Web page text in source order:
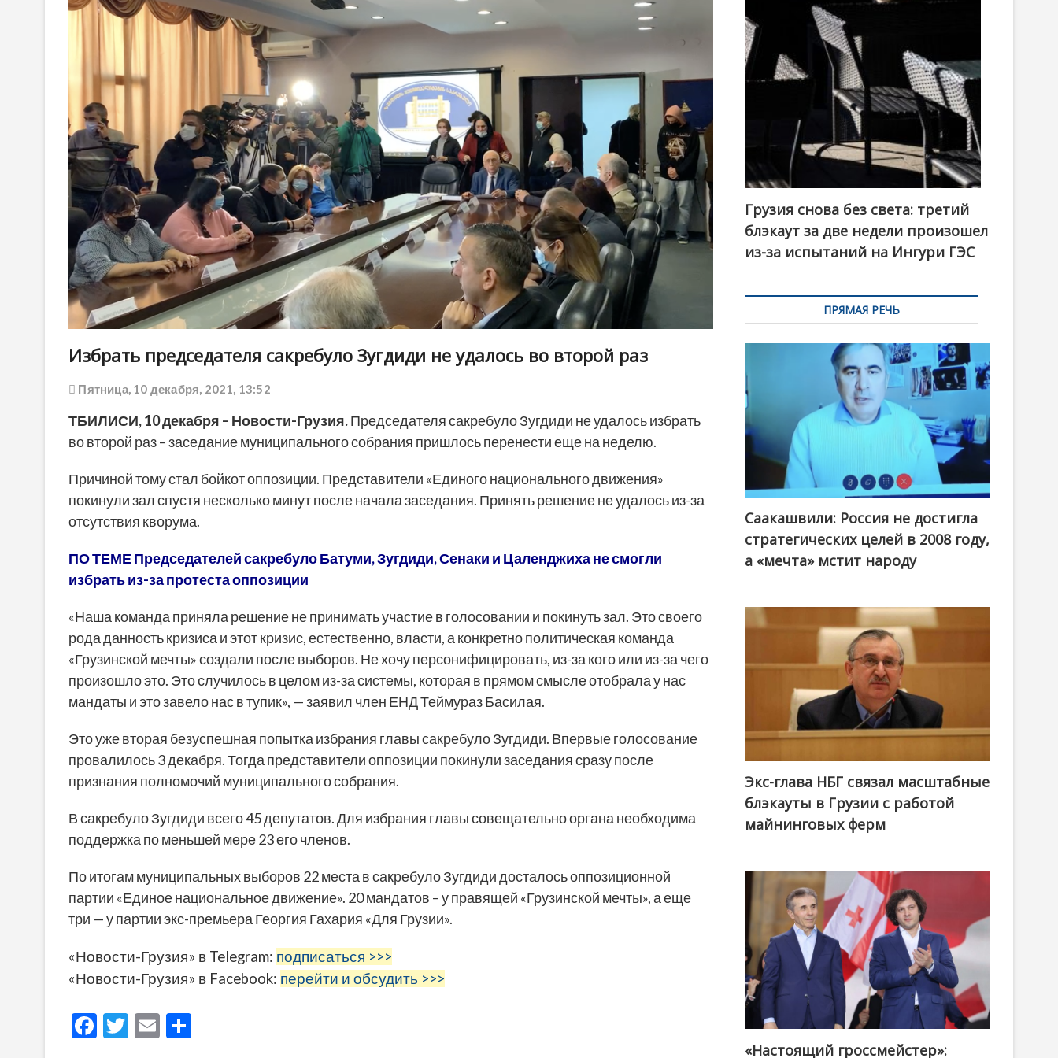
Избрать председателя сакребуло Зугдиди не удалось во второй раз
Пятница, 10 декабря, 2021, 13:52
ТБИЛИСИ, 10 декабря – Новости-Грузия.Председателя сакребуло Зугдиди не удалось избрать
во второй раз – заседание муниципального собрания пришлось перенести еще на неделю.
Причиной тому стал бойкот оппозиции. Представители «Единого национального движения»
покинули зал спустя несколько минут после начала заседания. Принять решение не удалось из-за
отсутствия кворума.
ПО ТЕМЕ Председателей сакребуло Батуми, Зугдиди, Сенаки и Цаленджиха не смогли
избрать из-за протеста оппозиции
«Наша команда приняла решение не принимать участие в голосовании и покинуть зал. Это своего
рода данность кризиса и этот кризис, естественно, власти, а конкретно политическая команда
«Грузинской мечты» создали после выборов. Не хочу персонифицировать, из-за кого или из-за чего
произошло это. Это случилось в целом из-за системы, которая в прямом смысле отобрала у нас
мандаты и это завело нас в тупик», — заявил член ЕНД Теймураз Басилая.
Это уже вторая безуспешная попытка избрания главы сакребуло Зугдиди. Впервые голосование
провалилось 3 декабря. Тогда представители оппозиции покинули заседания сразу после
признания полномочий муниципального собрания.
В сакребуло Зугдиди всего 45 депутатов. Для избрания главы совещательно органа необходима
поддержка по меньшей мере 23 его членов.
По итогам муниципальных выборов 22 места в сакребуло Зугдиди досталось оппозиционной
партии «Единое национальное движение». 20 мандатов – у правящей «Грузинской мечты», а еще
три — у партии экс-премьера Георгия Гахария «Для Грузии».
«Новости-Грузия» в Telegram: подписаться >>>
«Новости-Грузия» в Facebook: перейти и обсудить >>>
F
T
E
Грузия снова без света: третий
блэкаут за две недели произошел
из-за испытаний на Ингури ГЭС
ПРЯМАЯ РЕЧЬ
Саакашвили: Россия не достигла
стратегических целей в 2008 году,
а «мечта» мстит народу
Экс-глава НБГ связал масштабные
блэкауты в Грузии с работой
майнинговых ферм
@ქართული ოცნება / Georgian Dream
«Настоящий гроссмейстер»: